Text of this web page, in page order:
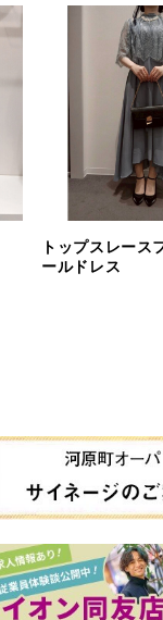
トップスレース
ールドレス